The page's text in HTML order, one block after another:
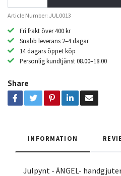
Article Number: JUL0013
Fri frakt över 400 kr
Snabb leverans 2–4 dagar
14 dagars öppet köp
Personlig kundtjänst 08.00–18.00
Share
INFORMATION
Julpynt - ÄNGEL-